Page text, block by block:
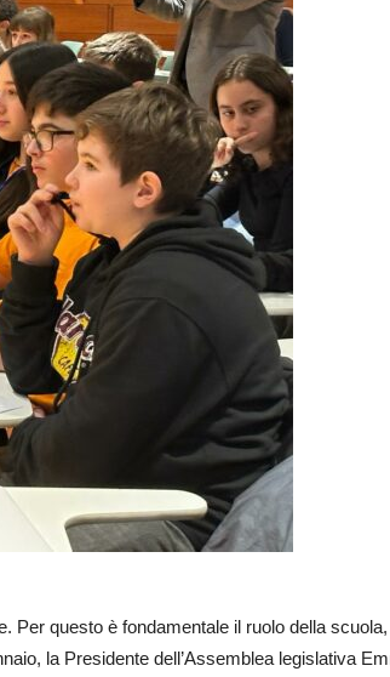
Per questo è fondamentale il ruolo della
la Presidente dell’Assemblea legislativa